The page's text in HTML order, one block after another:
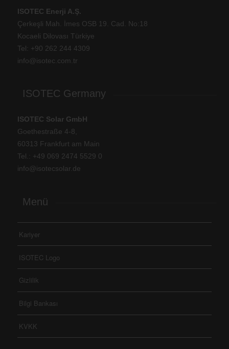
ISOTEC Enerji A.Ş.
Çerkeşli Mah. İmes OSB 19. Cad. No:18
Kocaeli Dilovası Türkiye
Tel: +90 262 244 4309
info@isotec.com.tr
ISOTEC Germany
ISOTEC Solar GmbH
Goethestraße 4-8,
60313 Frankfurt am Main
Tel.: +49 069 2474 5529 0
info@isotecsolar.de
Menü
Kariyer
ISOTEC Logo
Gizlilik
Bilgi Bankası
KVKK